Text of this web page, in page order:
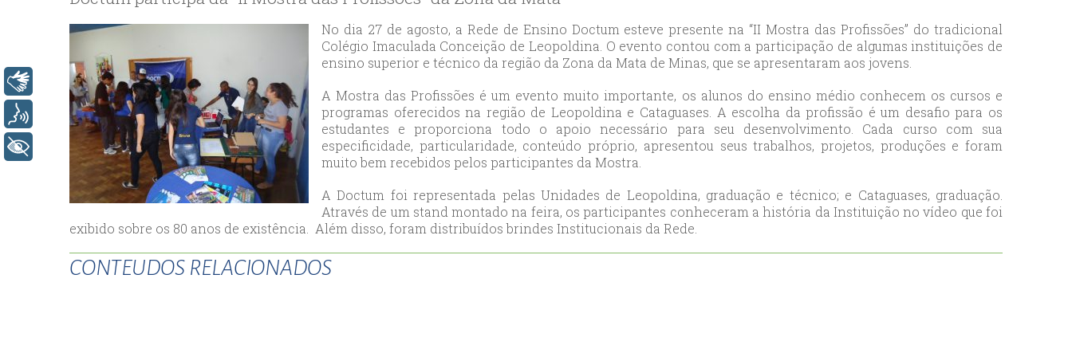
escort
avcılar
escort
escort
beylikduzu
escort
bahcesehir
escort
umraniye
escort
atasehirescort
No dia 27 de agosto, a Rede de Ensino Doctum esteve presente na “II Mostra das Profissões” do tradicional
Colégio Imaculada Conceição de Leopoldina. O evento contou com a participação de algumas instituições de
ensino superior e técnico da região da Zona da Mata de Minas, que se apresentaram aos jovens.
A Mostra das Profissões é um evento muito importante, os alunos do ensino médio conhecem os cursos e
programas oferecidos na região de Leopoldina e Cataguases. A escolha da profissão é um desafio para os
estudantes e proporciona todo o apoio necessário para seu desenvolvimento. Cada curso com sua
especificidade, particularidade, conteúdo próprio, apresentou seus trabalhos, projetos, produções e foram
muito bem recebidos pelos participantes da Mostra.
A Doctum foi representada pelas Unidades de Leopoldina, graduação e técnico; e Cataguases, graduação.
Através de um stand montado na feira, os participantes conheceram a história da Instituição no vídeo que foi
exibido sobre os 80 anos de existência. Além disso, foram distribuídos brindes Institucionais da Rede.
CONTEUDOS RELACIONADOS
Libras
+ Acessibilidade